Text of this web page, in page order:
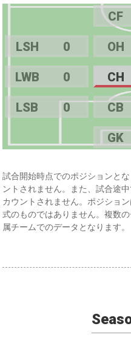
CF
LSH 0 OH
LWB 0 CH
LSB 0 CB
GK
試合開始時点でのポジションと
ントされません。また、試合途
カウントされません。ポジショ
式のものではありません。複数
属チームでのデータとなります。